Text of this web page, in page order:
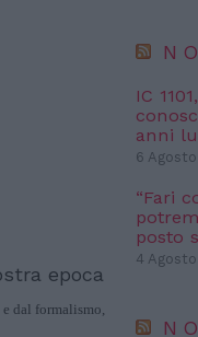
epoca
dal formalismo,
IC
anni
6
“Fari
posto
4